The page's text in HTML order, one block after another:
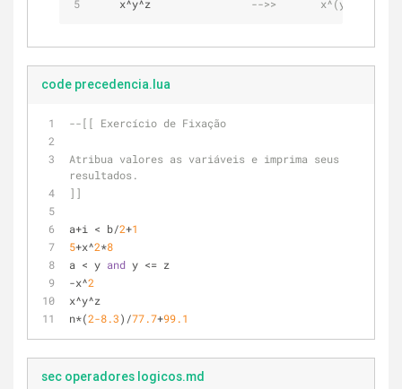
    x^y^z
-->>       x^(y^z)
code precedencia.lua
--[[ Exercício de Fixação
Atribua valores as variáveis e imprima seus
resultados.
]]
a+i < b/2+1
5+x^2*8
a < y and y <= z
-x^2
x^y^z
n*(2-8.3)/77.7+99.1
sec operadores logicos.md